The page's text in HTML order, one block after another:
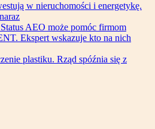
w nieruchomości i energetykę.
AEO może pomóc firmom
Ekspert wskazuje kto na nich
plastiku. Rząd spóźnia się z